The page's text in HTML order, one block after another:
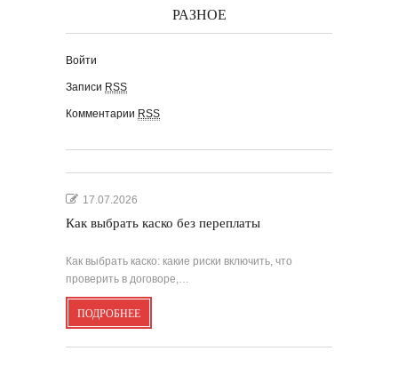
РАЗНОЕ
Войти
Записи RSS
Комментарии RSS
17.07.2026
Как выбрать каско без переплаты
Как выбрать каско: какие риски включить, что
проверить в договоре,…
ПОДРОБНЕЕ